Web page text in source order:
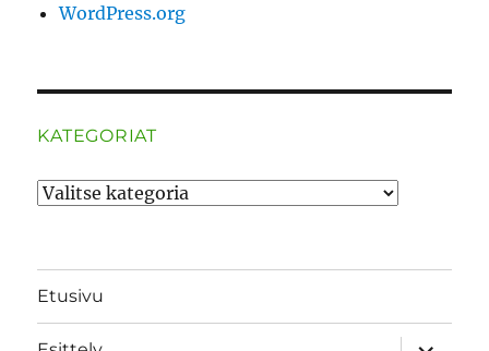
WordPress.org
KATEGORIAT
Kategoriat
Etusivu
näytä